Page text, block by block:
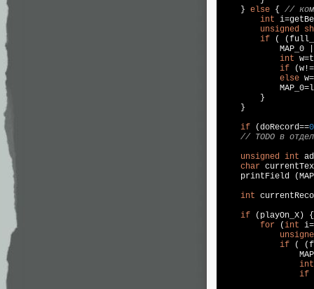
    }
else { //
int
unsigned
if (
MAP_0
int
if
else
        }
    }
if (doRecord==0
// TODO в
unsigned int
char
printField
int
if (playOn_X)
for (int i=
if (
int
if